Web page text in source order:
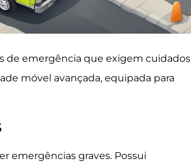
de emergência que exigem cuidados
móvel avançada, equipada para
emergências graves. Possui